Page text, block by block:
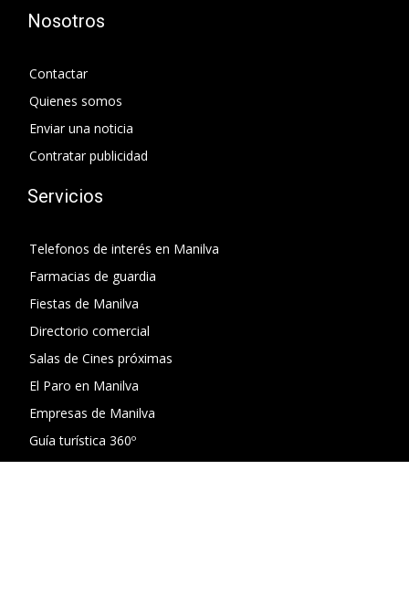
Nosotros
Contactar
Quienes somos
Enviar una noticia
Contratar publicidad
Servicios
Telefonos de interés en Manilva
Farmacias de guardia
Fiestas de Manilva
Directorio comercial
Salas de Cines próximas
El Paro en Manilva
Empresas de Manilva
Guía turística 360º
Horarios de autobuses